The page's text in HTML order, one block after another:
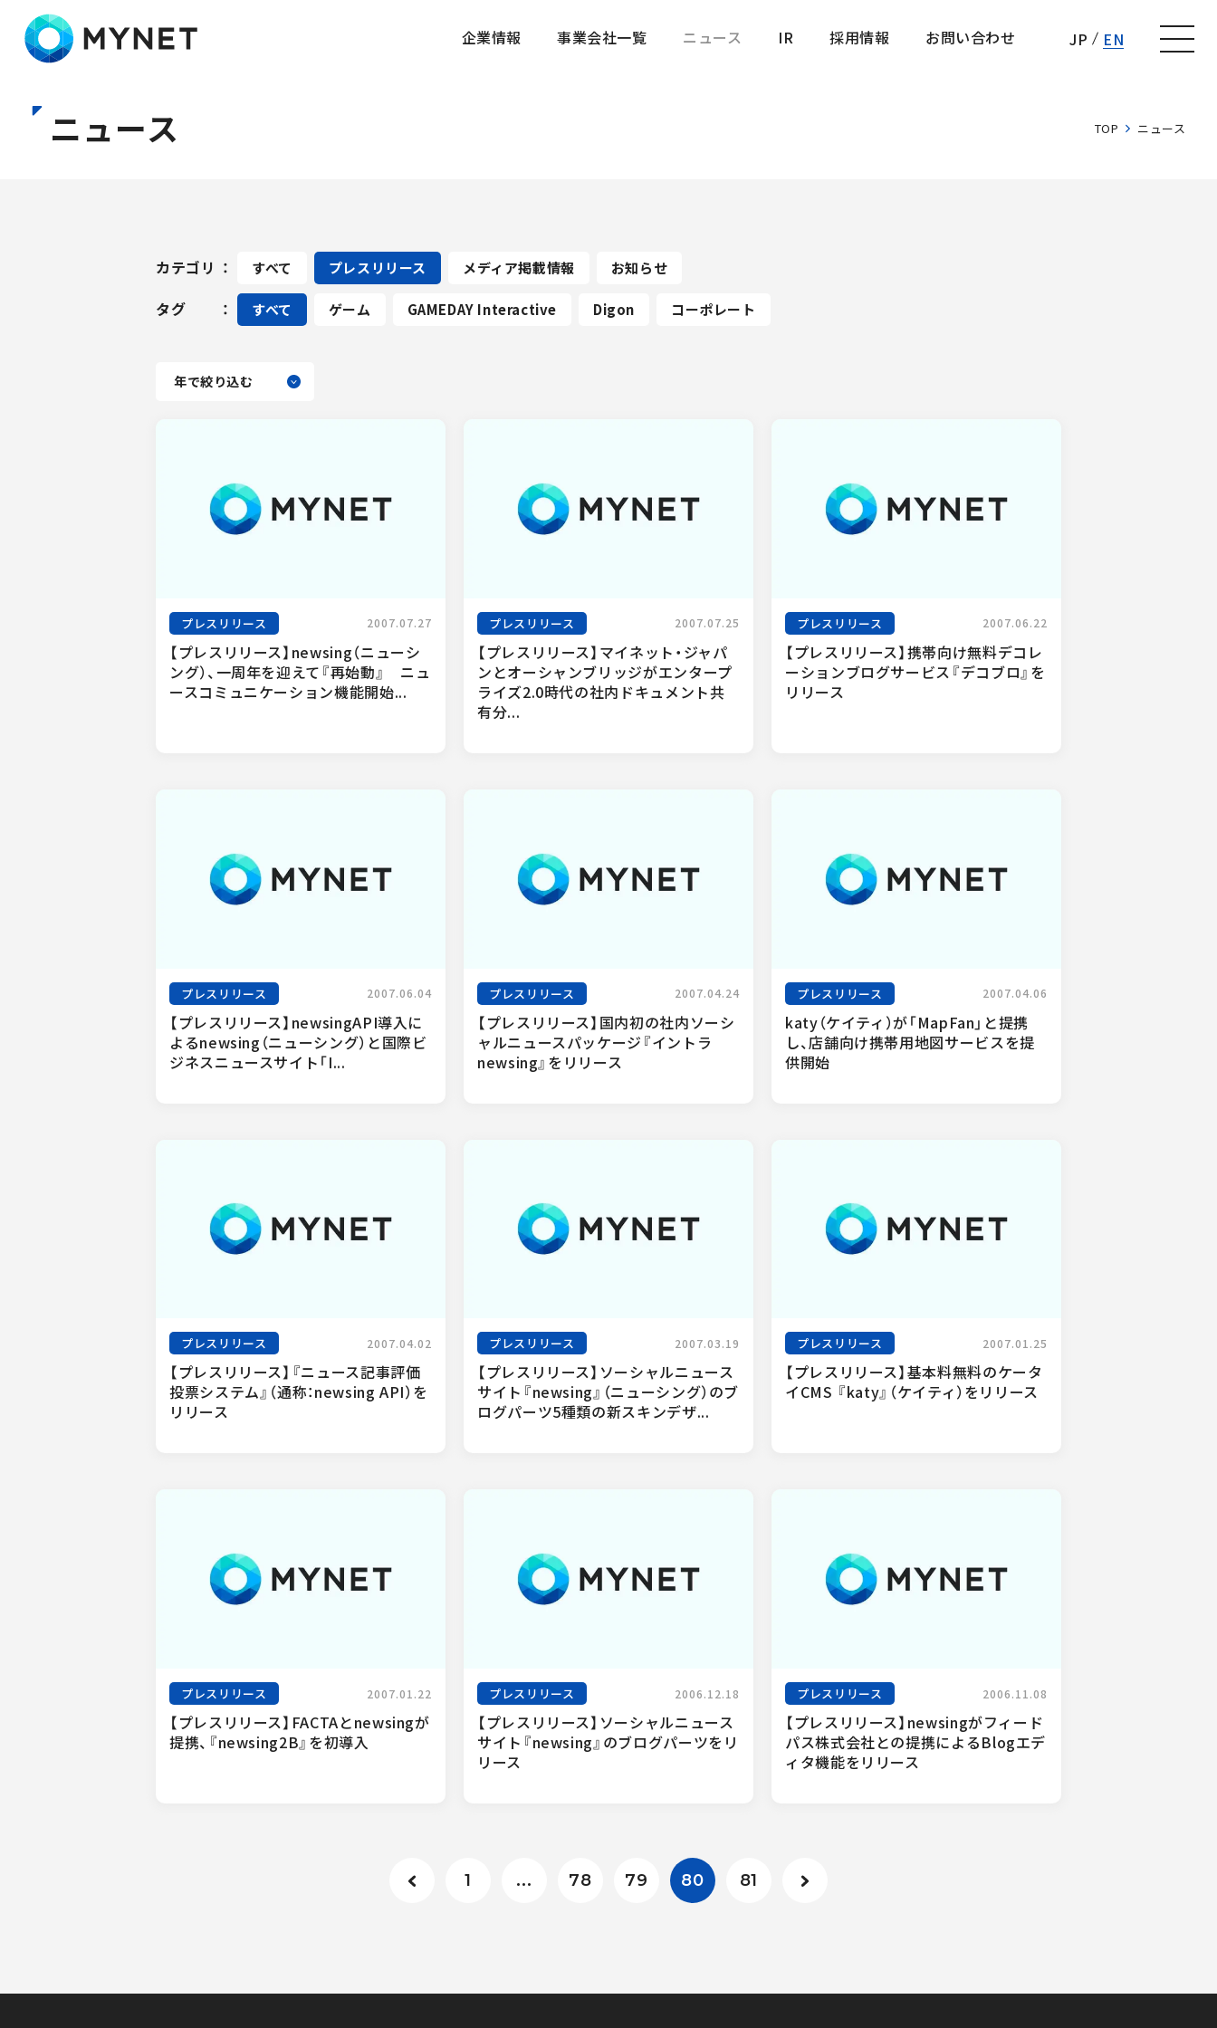
企業情報
事業会社一覧
ニュース
IR
採用情報
お問い合わせ
JP EN
TOP ニュース
ニュース
カテゴリ すべて プレスリリース メディア掲載情報 お知らせ
タグ すべて ゲーム GAMEDAY Interactive Digon コーポレート
プレスリリース 2007.07.27
【プレスリリース】newsing（ニューシ
ング）、一周年を迎えて『再始動』　ニュ
ースコミュニケーション機能開始...
プレスリリース 2007.07.25
【プレスリリース】マイネット・ジャパ
ンとオーシャンブリッジがエンタープ
ライズ2.0時代の社内ドキュメント共
有分...
プレスリリース 2007.06.22
【プレスリリース】携帯向け無料デコレ
ーションブログサービス『デコブロ』を
リリース
プレスリリース 2007.06.04
【プレスリリース】newsingAPI導入に
よるnewsing（ニューシング）と国際ビ
ジネスニュースサイト「I...
プレスリリース 2007.04.24
【プレスリリース】国内初の社内ソーシ
ャルニュースパッケージ『イントラ
newsing』をリリース
プレスリリース 2007.04.06
katy（ケイティ）が「MapFan」と提携
し、店舗向け携帯用地図サービスを提
供開始
プレスリリース 2007.04.02
【プレスリリース】『ニュース記事評価
投票システム』（通称：newsing API）を
リリース
プレスリリース 2007.03.19
【プレスリリース】ソーシャルニュース
サイト『newsing』（ニューシング）のブ
ログパーツ5種類の新スキンデザ...
プレスリリース 2007.01.25
【プレスリリース】基本料無料のケータ
イCMS 『katy』（ケイティ）をリリース
プレスリリース 2007.01.22
【プレスリリース】FACTAとnewsingが
提携、『newsing2B』を初導入
プレスリリース 2006.12.18
【プレスリリース】ソーシャルニュース
サイト『newsing』のブログパーツをリ
リース
プレスリリース 2006.11.08
【プレスリリース】newsingがフィード
パス株式会社との提携によるBlogエデ
ィタ機能をリリース
1 ... 78 79 80 81